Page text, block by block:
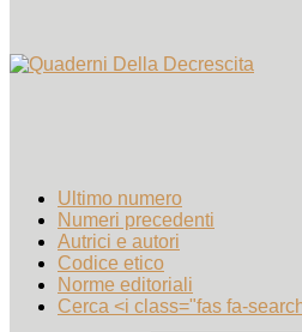
Ultimo numero
Numeri precedenti
Autrici e autori
Codice etico
Norme editoriali
Cerca <i class="fas fa-